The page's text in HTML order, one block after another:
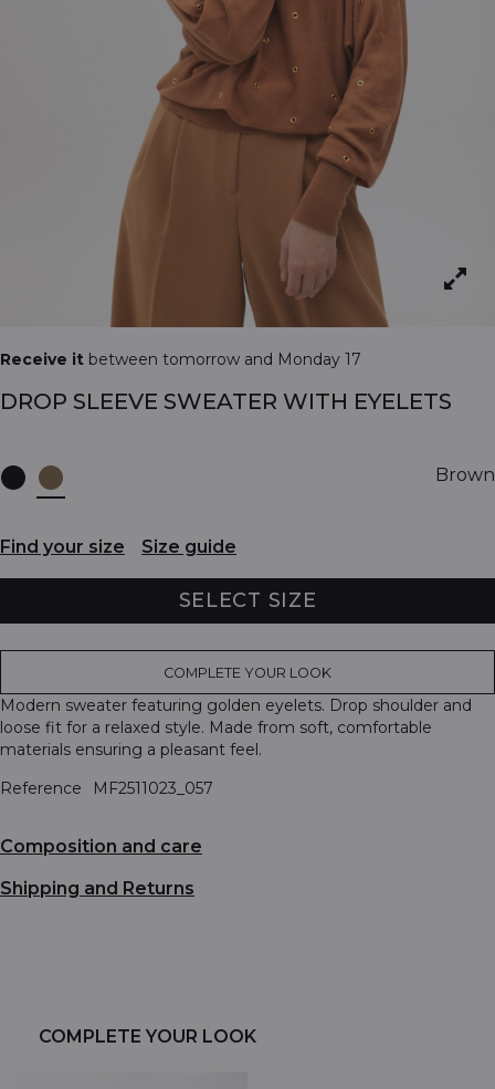
Receive it between tomorrow and Monday 17
DROP SLEEVE SWEATER WITH EYELETS
Brown
Find your size Size guide
SELECT SIZE
COMPLETE YOUR LOOK
Modern sweater featuring golden eyelets. Drop shoulder and
loose fit for a relaxed style. Made from soft, comfortable
materials ensuring a pleasant feel.
Reference
MF2511023_057
Composition and care
Shipping and Returns
COMPLETE YOUR LOOK